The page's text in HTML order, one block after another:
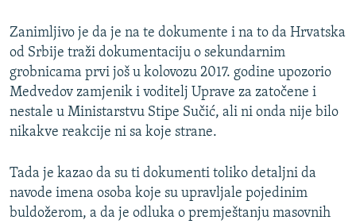
Zanimljivo je da je na te dokumente i na to da Hrvatska
od Srbije traži dokumentaciju o sekundarnim
grobnicama prvi još u kolovozu 2017. godine upozorio
Medvedov zamjenik i voditelj Uprave za zatočene i
nestale u Ministarstvu Stipe Sučić, ali ni onda nije bilo
nikakve reakcije ni sa koje strane.
Tada je kazao da su ti dokumenti toliko detaljni da
navode imena osoba koje su upravljale pojedinim
buldožerom, a da je odluka o premještanju masovnih